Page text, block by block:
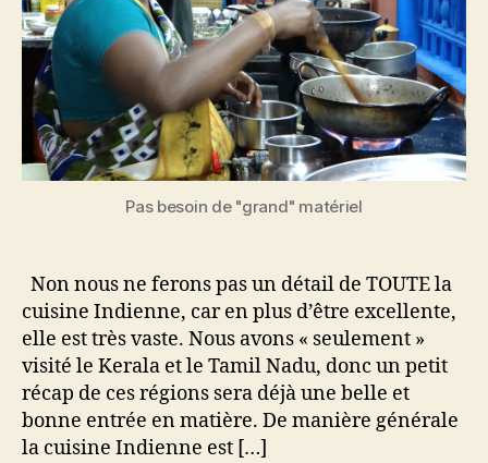
Pas besoin de "grand" matériel
Non nous ne ferons pas un détail de TOUTE la
cuisine Indienne, car en plus d’être excellente,
elle est très vaste. Nous avons « seulement »
visité le Kerala et le Tamil Nadu, donc un petit
récap de ces régions sera déjà une belle et
bonne entrée en matière. De manière générale
la cuisine Indienne est […]